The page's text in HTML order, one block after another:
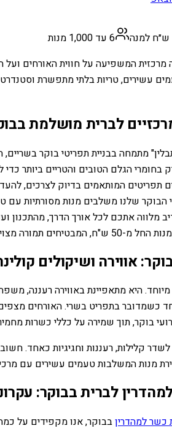
6 עד 1,000 מנות
המשפיעה על חווית האורחים ועל
עשירים, טריות בלתי מתפשרת
לברית מושלמת
מתמחה בבניית תפריטי בוקר
הגלם הטובים והטריים ביותר כדי
תפריטים המותאמים בדיוק לצרכים,
הבוקר שלנו משלבים מנות מסורתיות עם
מלווה אתכם לכל אורך הדרך, מהתכנון
מצוינת למחיר ללא פשרות על איכות.
אווירה ושיקולים
מיוחד. היא מתאפיינת באווירה רעננה,
כשמדובר בתפריט בשרי. האורחים
בוקר, תוך שמירה על כללי כשרות
קלילות, רעננות וחגיגיות כאחד.
מנות המשלבות טעמים עשירים עם
לברית בבוקר:
כשר למהדריןבבוקר, אנו מקפידים על